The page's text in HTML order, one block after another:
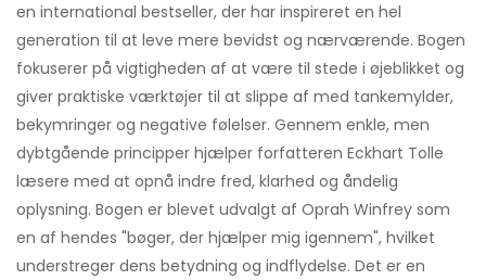
en international bestseller, der har inspireret en hel
generation til at leve mere bevidst og nærværende. Bogen
fokuserer på vigtigheden af at være til stede i øjeblikket og
giver praktiske værktøjer til at slippe af med tankemylder,
bekymringer og negative følelser. Gennem enkle, men
dybtgående principper hjælper forfatteren Eckhart Tolle
læsere med at opnå indre fred, klarhed og åndelig
oplysning. Bogen er blevet udvalgt af Oprah Winfrey som
en af hendes "bøger, der hjælper mig igennem", hvilket
understreger dens betydning og indflydelse. Det er en